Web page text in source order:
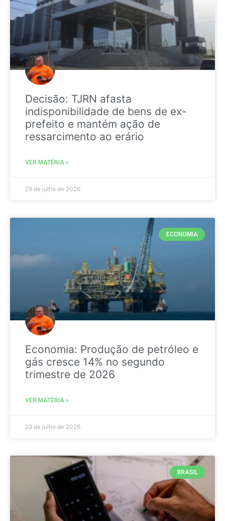
Decisão: TJRN afasta
indisponibilidade de bens de ex-
prefeito e mantém ação de
ressarcimento ao erário
VER MATÉRIA »
29 de julho de 2026
ECONOMIA
Economia: Produção de petróleo e
gás cresce 14% no segundo
trimestre de 2026
VER MATÉRIA »
29 de julho de 2026
BRASIL